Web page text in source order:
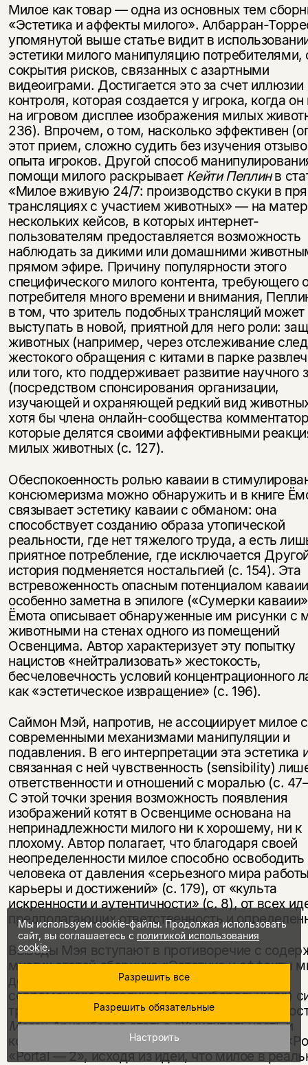
Милое как товар — одна из основных тем
«Эстетика и аффекты милого». Албарран-
упомянутой выше статье видит в
эстетики милого манипуляцию потребителями,
сокрытия рисков, связанных с азартными
видеоиграми. Достигается это за счет иллюзии
контроля, которая создается у игрока, когда он
на игровом дисплее изображения милых
236). Впрочем, о том, насколько эффективен
этот прием, сложно судить без изучения
опыта игроков. Другой способ
помощи милого раскрывает Кейти Пеплинв
«Милое вживую 24/7: производство скуки в
трансляциях с участием животных» — на
нескольких кейсов, в которых интернет-
пользователям предоставляется возможность
наблюдать за дикими или домашними
прямом эфире. Причину популярности этого
специфического милого контента, требующего
потребителя много времени и внимания,
в том, что зритель подобных трансляций может
выступать в новой, приятной для него роли:
животных (например, через отслеживание
жестокого обращения с китами в парке
или того, кто поддерживает развитие научного
(посредством спонсирования организации,
изучающей и охраняющей редкий вид
хотя бы члена онлайн-сообщества
которые делятся своими аффективными
милых животных (с. 127).
Обеспокоенность ролью каваии в
консюмеризма можно обнаружить и в книге
связывает эстетику каваии с обманом: она
способствует созданию образа утопической
реальности, где нет тяжелого труда, а есть
приятное потребление, где исключается
история подменяется ностальгией (с. 154). Эта
встревоженность опасным потенциалом каваии
особенно заметна в эпилоге («Сумерки
Ёмота описывает обнаруженные им рисунки с
животными на стенах одного из помещений
Освенцима. Автор характеризует эту попытку
нацистов «нейтрализовать» жестокость,
бесчеловечность условий концентрационного
как «эстетическое извращение» (с. 196).
Саймон Мэй, напротив, не ассоциирует милое с
современными механизмами манипуляции и
подавления. В его интерпретации эта эстетика
связанная с ней чувственность (sensibility)
ответственности и отношений с моралью (с.
С этой точки зрения возможность появления
изображений котят в Освенциме основана на
непринадлежности милого ни к хорошему, ни к
плохому. Автор полагает, что благодаря своей
неопределенности милое способно освободить
человека от давления «серьезного мира
карьеры и достижений» (с. 179), от «культа
искренности и аутентичности» (с. 8), от всех
предполагающих ответственность и
Выводы Мэя вступают в противоречие с
многих статей сборника «Эстетика и аффекты
демонстрирующих включенность милого в
современную западную («неолиберальную»)
труда, а также его сочетаемость с
Меган Аркенбергв статье «Умилительность и
контроль в “Portal”» анализирует видеоигры
«Portal — 2», исходя из идеи, что милое в
Мы используем cookie-файлы. Продолжая использовать
сайт, вы соглашаетесь с политикой использования
cookie.
Разрешить все
Разрешить обязательные
Настроить